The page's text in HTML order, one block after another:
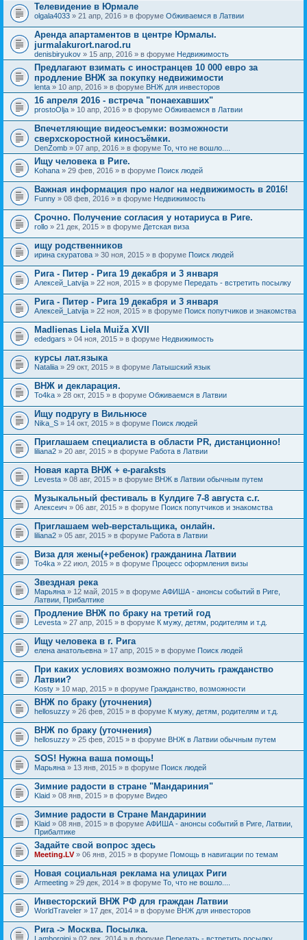
Телевидение в Юрмале
olgala4033 » 21 апр, 2016 » в форуме Обживаемся в Латвии
Аренда апартаментов в центре Юрмалы.
jurmalakurort.narod.ru
denisbiryukov » 15 апр, 2016 » в форуме Недвижимость
Предлагают взимать с иностранцев 10 000 евро за
продление ВНЖ за покупку недвижимости
lenta » 10 апр, 2016 » в форуме ВНЖ для инвесторов
16 апреля 2016 - встреча "понаехавших"
prostoOlja » 10 апр, 2016 » в форуме Обживаемся в Латвии
Впечетляющие видеосъемки: возможности
сверхскоростной киносъёмки.
DenZomb » 07 апр, 2016 » в форуме То, что не вошло....
Ищу человека в Риге.
Kohana » 29 фев, 2016 » в форуме Поиск людей
Важная информация про налог на недвижимость в 2016!
Funny » 08 фев, 2016 » в форуме Недвижимость
Срочно. Получение согласия у нотариуса в Риге.
rollo » 21 дек, 2015 » в форуме Детская виза
ищу родственников
ирина скуратова » 30 ноя, 2015 » в форуме Поиск людей
Рига - Питер - Рига 19 декабря и 3 января
Алексей_Latvija » 22 ноя, 2015 » в форуме Передать - встретить посылку
Рига - Питер - Рига 19 декабря и 3 января
Алексей_Latvija » 22 ноя, 2015 » в форуме Поиск попутчиков и знакомства
Madlienas Liela Muiža XVII
ededgars » 04 ноя, 2015 » в форуме Недвижимость
курсы лат.языка
Nataliia » 29 окт, 2015 » в форуме Латышский язык
ВНЖ и декларация.
To4ka » 28 окт, 2015 » в форуме Обживаемся в Латвии
Ищу подругу в Вильнюсе
Nika_S » 14 окт, 2015 » в форуме Поиск людей
Приглашаем специалиста в области PR, дистанционно!
liliana2 » 20 авг, 2015 » в форуме Работа в Латвии
Новая карта ВНЖ + e-paraksts
Levesta » 08 авг, 2015 » в форуме ВНЖ в Латвии обычным путем
Музыкальный фестиваль в Кулдиге 7-8 августа с.г.
Алексеич » 06 авг, 2015 » в форуме Поиск попутчиков и знакомства
Приглашаем web-верстальщика, онлайн.
liliana2 » 05 авг, 2015 » в форуме Работа в Латвии
Виза для жены(+ребенок) гражданина Латвии
To4ka » 22 июл, 2015 » в форуме Процесс оформления визы
Звездная река
Марьяна » 12 май, 2015 » в форуме АФИША - анонсы событий в Риге,
Латвии, Прибалтике
Продление ВНЖ по браку на третий год
Levesta » 27 апр, 2015 » в форуме К мужу, детям, родителям и т.д.
Ищу человека в г. Рига
елена анатольевна » 17 апр, 2015 » в форуме Поиск людей
При каких условиях возможно получить гражданство
Латвии?
Kosty » 10 мар, 2015 » в форуме Гражданство, возможности
ВНЖ по браку (уточнения)
hellosuzzy » 26 фев, 2015 » в форуме К мужу, детям, родителям и т.д.
ВНЖ по браку (уточнения)
hellosuzzy » 25 фев, 2015 » в форуме ВНЖ в Латвии обычным путем
SOS! Нужна ваша помощь!
Марьяна » 13 янв, 2015 » в форуме Поиск людей
Зимние радости в стране "Мандариния"
Klaid » 08 янв, 2015 » в форуме Видео
Зимние радости в Стране Мандаринии
Klaid » 08 янв, 2015 » в форуме АФИША - анонсы событий в Риге, Латвии,
Прибалтике
Задайте свой вопрос здесь
Meeting.LV» 06 янв, 2015 » в форуме Помощь в навигации по темам
Новая социальная реклама на улицах Риги
Armeeting » 29 дек, 2014 » в форуме То, что не вошло....
Инвесторский ВНЖ РФ для граждан Латвии
WorldTraveler » 17 дек, 2014 » в форуме ВНЖ для инвесторов
Рига -> Москва. Посылка.